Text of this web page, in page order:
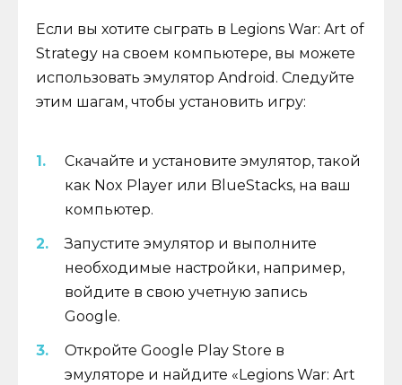
Если вы хотите сыграть в Legions War: Art of
Strategy на своем компьютере, вы можете
использовать эмулятор Android. Следуйте
этим шагам, чтобы установить игру:
Скачайте и установите эмулятор, такой
как Nox Player или BlueStacks, на ваш
компьютер.
Запустите эмулятор и выполните
необходимые настройки, например,
войдите в свою учетную запись
Google.
Откройте Google Play Store в
эмуляторе и найдите «Legions War: Art